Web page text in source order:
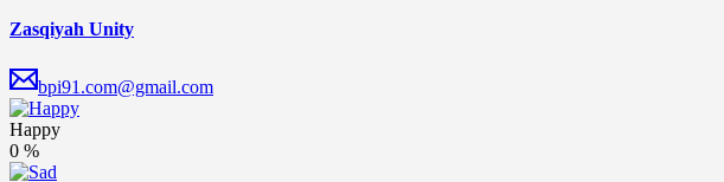
Zasqiyah Unity
bpi91.com@gmail.com
Happy
0 %